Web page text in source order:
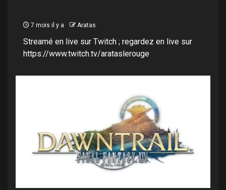
7 mois il y a Aratas
Streamé en live sur Twitch ; regardez en live sur
https://www.twitch.tv/arataslerouge